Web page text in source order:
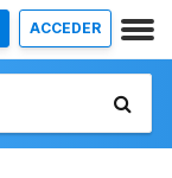
ACCEDER